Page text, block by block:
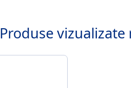
Produse vizualizate